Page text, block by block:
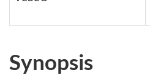
Synopsis